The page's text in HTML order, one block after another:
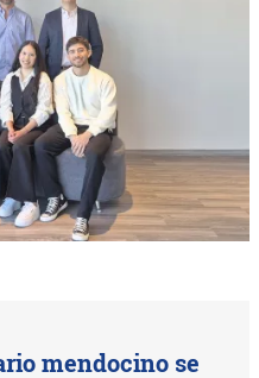
mendocino se